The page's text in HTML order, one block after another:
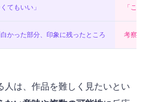
てもいい」 「こ
かった部分、印象に残ったところ 考察、
は、作品を難しく見たいとい